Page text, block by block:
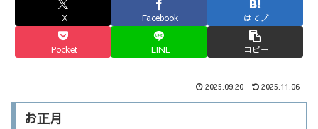
X Facebook はてブ
Pocket LINE コピー
2025.09.20 2025.11.06
お正月